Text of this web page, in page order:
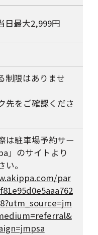
日最大2,999円
制限はありませ
先をご確認くださ
は駐車場予約サー
」のサイトより
。
par